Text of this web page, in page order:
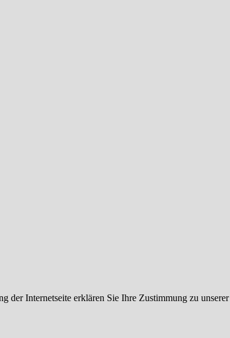
der Internetseite erklären Sie Ihre Zustimmung zu unserer